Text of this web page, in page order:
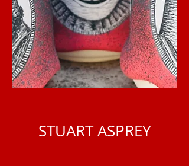
STUART ASPREY